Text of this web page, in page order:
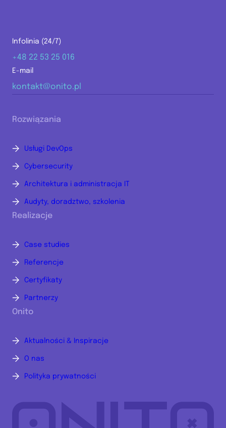
Infolinia (24/7)
+48 22 53 25 016
E-mail
kontakt@onito.pl
Rozwiązania
Usługi DevOps
Cybersecurity
Architektura i administracja IT
Audyty, doradztwo, szkolenia
Realizacje
Case studies
Referencje
Certyfikaty
Partnerzy
Onito
Aktualności & Inspiracje
O nas
Polityka prywatności